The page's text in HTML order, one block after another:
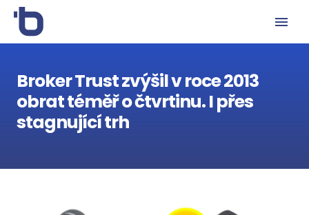
Broker Trust zvýšil v roce 2013
obrat téměř o čtvrtinu. I přes
stagnující trh